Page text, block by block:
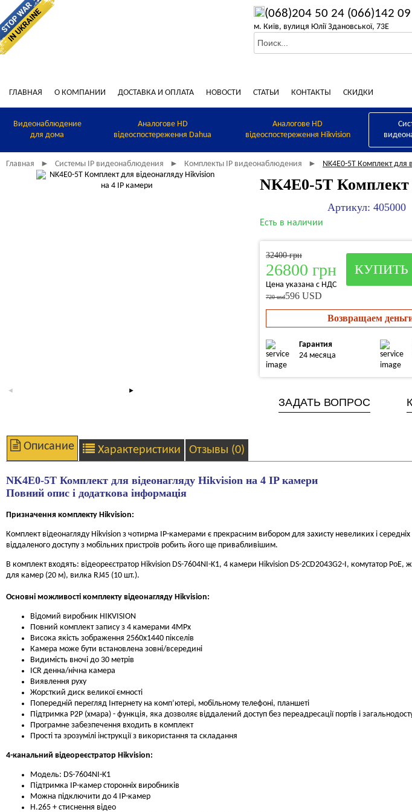
(068)204 50 24 (066)142
м. Київ, вулиця Юлії Здановської, 73Е
ГЛАВНАЯ О КОМПАНИИ ДОСТАВКА И ОПЛАТА НОВОСТИ СТАТЬИ КОНТАКТЫ СКИДКИ
Видеонаблюдение
для дома
Аналогове HD
відеоспостереження Dahua
Аналогове HD
відеоспостереження Hikvision
Главная ► Системы IP видеонаблюдения ► Комплекты IP видеонаблюдения ► NK4E0-5T Комплект для
NK4E0-5T Комплект
Артикул: 405000
Есть в наличии
32400 грн
26800 грн
Цена указана с НДС
720 usd596 USD
Возвращаем
Гарантия
24 месяца
ЗАДАТЬ ВОПРОС
Описание Характеристики Отзывы (0)
NK4E0-5T Комплект для відеонагляду Hikvision на 4 IP камери
Повний опис і додаткова інформація
Призначення комплекту Hikvision:
Комплект відеонагляду Hikvision з чотирма IP-камерами є прекрасним вибором для захисту невеликих і середніх
віддаленого доступу з мобільних пристроїв робить його ще привабливішим.
В комплект входять: відеореєстратор Hikvision DS-7604NI-K1, 4 камери Hikvision DS-2CD2043G2-I, комутатор PoE,
для камер (20 м), вилка RJ45 (10 шт.).
Основні можливості комплекту відеонагляду Hikvision:
Відомий виробник HIKVISION
Повний комплект запису з 4 камерами 4MPx
Висока якість зображення 2560x1440 пікселів
Камера може бути встановлена ​​зовні/всередині
Видимість вночі до 30 метрів
ICR денна/нічна камера
Виявлення руху
Жорсткий диск великої ємності
Попередній перегляд Інтернету на комп’ютері, мобільному телефоні, планшеті
Підтримка P2P (хмара) - функція, яка дозволяє віддалений доступ без переадресації портів і
Програмне забезпечення входить в комплект
Прості та зрозумілі інструкції з використання та складання
4-канальний відеореєстратор Hikvision:
Модель: DS-7604NI-K1
Підтримка IP-камер сторонніх виробників
Можна підключити до 4 IP-камер
H.265 + стиснення відео